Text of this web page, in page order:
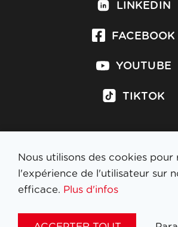
LINKEDIN
FACEBOOK
YOUTUBE
TIKTOK
S'inscrire à la newsletter
Nous utilisons des cookies pour
l'expérience de l'utilisateur sur
efficace. Plus d'infos